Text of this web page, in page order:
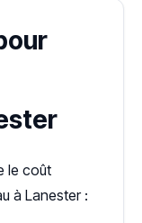
le coût
à Lanester :